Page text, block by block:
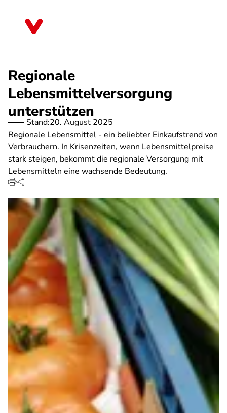
Regionale
Lebensmittelversorgung
unterstützen
Stand:20. August 2025
Regionale Lebensmittel - ein beliebter Einkaufstrend von
Verbrauchern. In Krisenzeiten, wenn Lebensmittelpreise
stark steigen, bekommt die regionale Versorgung mit
Lebensmitteln eine wachsende Bedeutung.